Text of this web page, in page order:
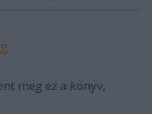
meg ez a könyv,